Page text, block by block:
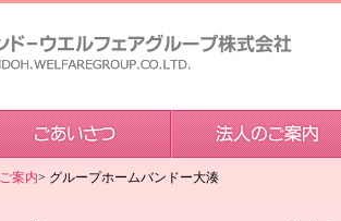
案内> グループホームバンドー大湊